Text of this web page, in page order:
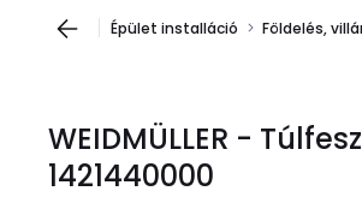
Épület installáció Földelés,
WEIDMÜLLER -
1421440000